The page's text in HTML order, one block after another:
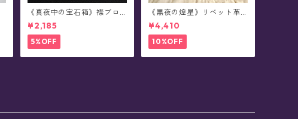
《真夜中の宝石箱》襟ブロ
ーチ/カラータックピン(2個
セット/全5色)
¥2,185
5%OFF
《黒夜の煌星》リベット革Y
2Kチョーカー/ネックレス
¥4,410
10%OFF